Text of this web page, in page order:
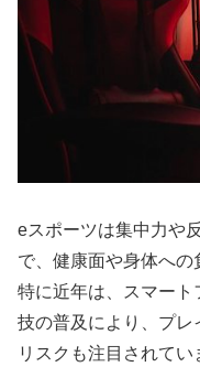
eスポーツは集中力や
で、健康面や身体への
特に近年は、スマート
技の普及により、プ
リスクも注目されて